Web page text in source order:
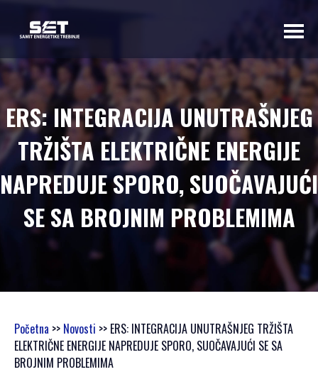
O NAMA
UVODNA RIJEČ
ORGANIZATORA
PROGRAMSKI
ODBOR
OSNOVNI
PODACI
SAMIT 2023
GALERIJA 2023
GALERIJA 2022
GALERIJA 2021
ERS: INTEGRACIJA UNUTRAŠNJEG
TRŽIŠTA ELEKTRIČNE ENERGIJE
NAPREDUJE SPORO, SUOČAVAJUĆI
SE SA BROJNIM PROBLEMIMA
Početna >> Novosti >> ERS: INTEGRACIJA UNUTRAŠNJEG TRŽIŠTA
ELEKTRIČNE ENERGIJE NAPREDUJE SPORO, SUOČAVAJUĆI SE SA
BROJNIM PROBLEMIMA